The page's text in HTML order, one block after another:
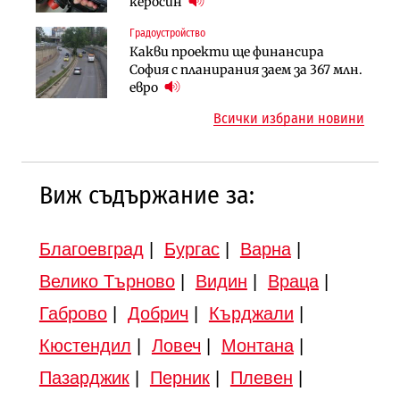
Градоустройство
Какви проекти ще финансира
София с планирания заем за 367 млн.
евро
Търново
Градоустройство
Шест кандидата с интерес към
Публични финанси
Регионалният министър поема „на
ръчно управление“ общинската
инвестиционна програма
Всички избрани новини
Виж съдържание за:
Благоевград Бургас| Варна|
Велико Търново| Видин Враца|
Габрово| Добрич Кърджали
Кюстендил
Ловеч Монтана|
Пазарджик| Перник| Плевен